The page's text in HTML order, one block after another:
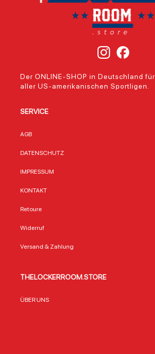
Der ONLINE-SHOP in Deutschland
aller US-amerikanischen Sportligen.
SERVICE
AGB
DATENSCHUTZ
IMPRESSUM
KONTAKT
Retoure
Widerruf
Versand & Zahlung
THELOCKERROOM.STORE
ÜBER UNS